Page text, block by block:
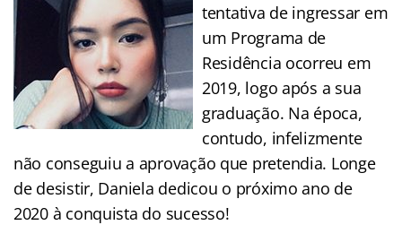
tentativa de ingressar em
um Programa de
Residência ocorreu em
2019, logo após a sua
graduação. Na época,
contudo, infelizmente
não conseguiu a aprovação que pretendia. Longe
de desistir, Daniela dedicou o próximo ano de
2020 à conquista do sucesso!